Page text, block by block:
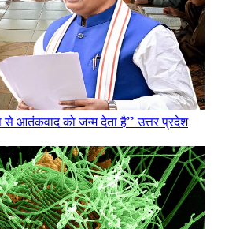
से आतंकवाद को जन्म देता है” उत्तर प्रदेश